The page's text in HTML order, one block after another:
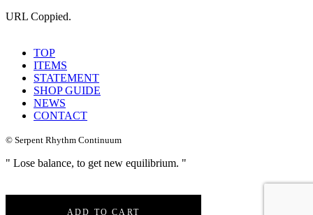
URL Coppied.
TOP
ITEMS
STATEMENT
SHOP GUIDE
NEWS
CONTACT
© Serpent Rhythm Continuum
" Lose balance, to get new equilibrium. "